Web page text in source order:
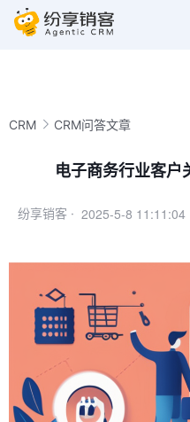
CRM CRM问答文章
电子商务行业客户
纷享销客 · 2025-5-8 11:11:04